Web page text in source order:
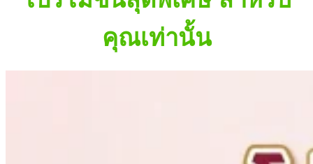
คุณเท่านั้น